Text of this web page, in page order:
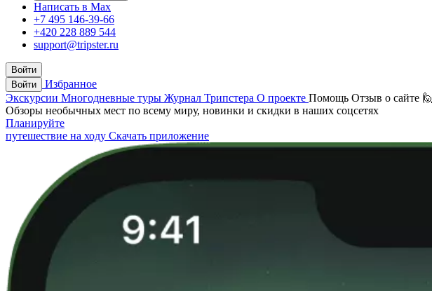
Написать в Max
+7 495 146-39-66
+420 228 889 544
support@tripster.ru
Войти
Войти
Избранное
Экскурсии Многодневные туры Журнал Трипстера О проекте Помощь Отзыв о сайте 🙋
Обзоры необычных мест по всему миру, новинки и скидки в наших соцсетях
Планируйте
путешествие на ходу Скачать приложение